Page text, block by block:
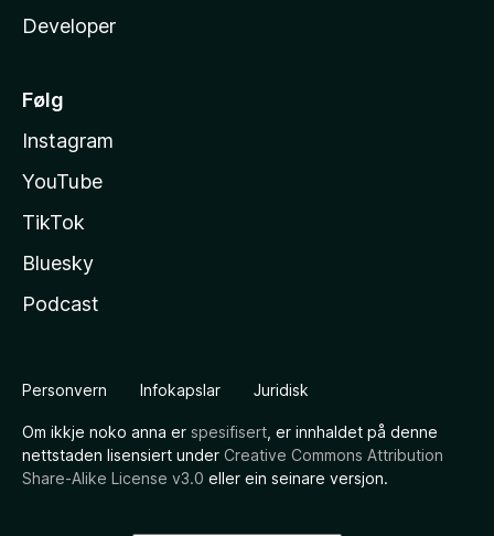
Developer
Følg
Instagram
YouTube
TikTok
Bluesky
Podcast
Personvern Infokapslar Juridisk
Om ikkje noko anna er spesifisert , er innhaldet på denne
nettstaden lisensiert under Creative Commons Attribution
Share-Alike License v3.0 eller ein seinare versjon.